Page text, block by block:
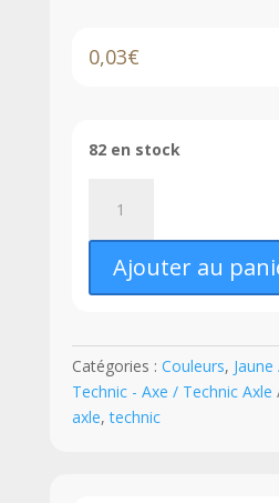
0,03€
82 en stock
LEGO®
Technic
-
4519
-
Jaune
Ajouter au
Catégories : Couleurs,
Technic - Axe / Technic Axle
axle,technic